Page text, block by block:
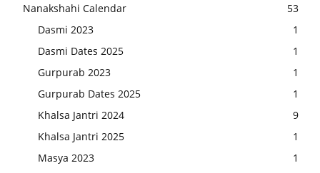
Nanakshahi Calendar
53
Dasmi 2023
1
Dasmi Dates 2025
1
Gurpurab 2023
1
Gurpurab Dates 2025
1
Khalsa Jantri 2024
9
Khalsa Jantri 2025
1
Masya 2023
1